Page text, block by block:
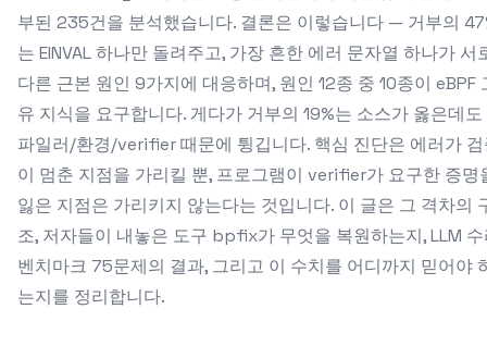
부된 235건을 분석했습니다. 결론은 이렇습니다 — 거부의
는 EINVAL 하나만 돌려주고, 가장 흔한 에러 문자열 하나가 서
다른 근본 원인 9가지에 대응하며, 원인 12종 중 10종이 eBPF
유 지식을 요구합니다. 게다가 거부의 19%는 소스가 옳은데도
파일러/환경/verifier 때문에 튕깁니다. 핵심 진단은 에러가
이 멈춘 지점을 가리킬 뿐, 프로그램이 verifier가 요구한 증명
잃은 지점은 가리키지 않는다는 것입니다. 이 글은 그 격차의
조, 저자들이 내놓은 도구 bpfix가 무엇을 복원하는지, LLM
벤치마크 75문제의 결과, 그리고 이 수치를 어디까지 믿어야
는지를 정리합니다.